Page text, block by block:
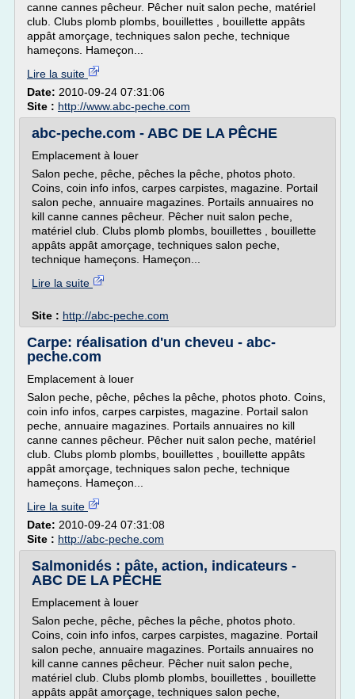
canne cannes pêcheur. Pêcher nuit salon peche, matériel
club. Clubs plomb plombs, bouillettes , bouillette appâts
appât amorçage, techniques salon peche, technique
hameçons. Hameçon...
Lire la suite
Date: 2010-09-24 07:31:06
Site : http://www.abc-peche.com
abc-peche.com - ABC DE LA PÊCHE
Emplacement à louer
Salon peche, pêche, pêches la pêche, photos photo.
Coins, coin info infos, carpes carpistes, magazine. Portail
salon peche, annuaire magazines. Portails annuaires no
kill canne cannes pêcheur. Pêcher nuit salon peche,
matériel club. Clubs plomb plombs, bouillettes , bouillette
appâts appât amorçage, techniques salon peche,
technique hameçons. Hameçon...
Lire la suite
Site : http://abc-peche.com
Carpe: réalisation d'un cheveu - abc-
peche.com
Emplacement à louer
Salon peche, pêche, pêches la pêche, photos photo. Coins,
coin info infos, carpes carpistes, magazine. Portail salon
peche, annuaire magazines. Portails annuaires no kill
canne cannes pêcheur. Pêcher nuit salon peche, matériel
club. Clubs plomb plombs, bouillettes , bouillette appâts
appât amorçage, techniques salon peche, technique
hameçons. Hameçon...
Lire la suite
Date: 2010-09-24 07:31:08
Site : http://abc-peche.com
Salmonidés : pâte, action, indicateurs -
ABC DE LA PÊCHE
Emplacement à louer
Salon peche, pêche, pêches la pêche, photos photo.
Coins, coin info infos, carpes carpistes, magazine. Portail
salon peche, annuaire magazines. Portails annuaires no
kill canne cannes pêcheur. Pêcher nuit salon peche,
matériel club. Clubs plomb plombs, bouillettes , bouillette
appâts appât amorçage, techniques salon peche,